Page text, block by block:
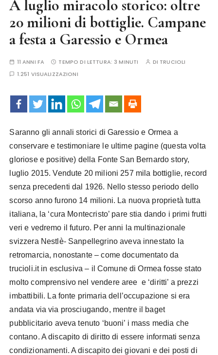
A luglio miracolo storico: oltre
20 milioni di bottiglie. Campane
a festa a Garessio e Ormea
11 ANNI FA TEMPO DI LETTURA: 3 MINUTI DI TRUCIOLI
1.251 VISUALIZZAZIONI
Saranno gli annali storici di Garessio e Ormea a
conservare e testimoniare le ultime pagine (questa volta
gloriose e positive) della Fonte San Bernardo story,
luglio 2015. Vendute 20 milioni 257 mila bottiglie, record
senza precedenti dal 1926. Nello stesso periodo dello
scorso anno furono 14 milioni. La nuova proprietà tutta
italiana, la ‘cura Montecristo’ pare stia dando i primi frutti
veri e vedremo il futuro. Per anni la multinazionale
svizzera Nestlè- Sanpellegrino aveva innestato la
retromarcia, nonostante – come documentato da
trucioli.it in esclusiva – il Comune di Ormea fosse stato
molto comprensivo nel vendere aree e ‘diritti’ a prezzi
imbattibili. La fonte primaria dell’occupazione si era
andata via via prosciugando, mentre il baget
pubblicitario aveva tenuto ‘buoni’ i mass media che
contano. A discapito di diritto di essere informati senza
condizionamenti. A discapito dei giovani e dei posti di